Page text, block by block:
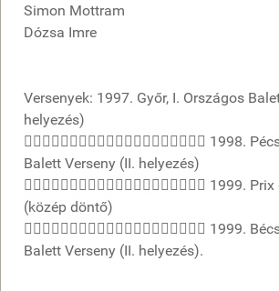
Simon Mottram
Dózsa Imre
Versenyek: 1997. Győr, I. Országos
helyezés)
 1998.
Balett Verseny (II. helyezés)
 1999. Prix
(közép döntő)
 1999.
Balett Verseny (II. helyezés).